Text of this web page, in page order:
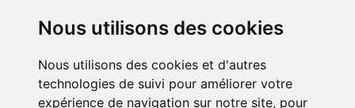
Nous utilisons des cookies
Nous utilisons des cookies et d'autres
technologies de suivi pour améliorer votre
expérience de navigation sur notre site, pour
Terms of Use| Privacy|Cookies Policy (Mes préférences)
À propos
Mentions légales